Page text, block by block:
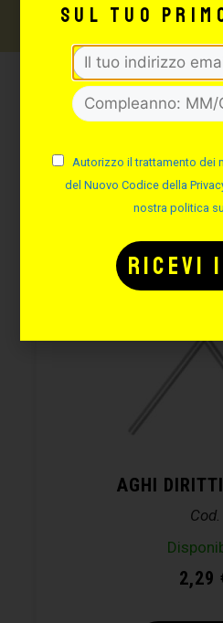
Potrebbe
AGHI
Cod.
2,29
sul tuo
Autorizzo il trattamento dei
del Nuovo Codice della
nostra politica